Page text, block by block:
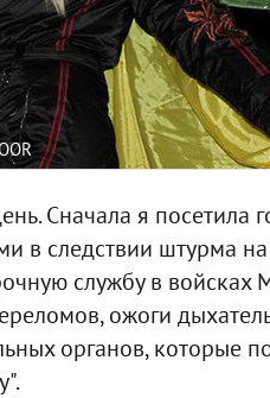
Сначала я посетила
в следствии штурма
службу в
ожоги
органов, которые